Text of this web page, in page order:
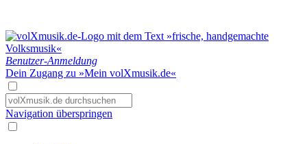
Benutzer-Anmeldung
Dein Zugang zu »Mein volXmusik.de«
Navigation überspringen